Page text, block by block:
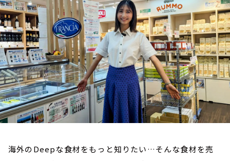
会社情報
海外のDeepな食材をもっと知りたい…そんな食材を売